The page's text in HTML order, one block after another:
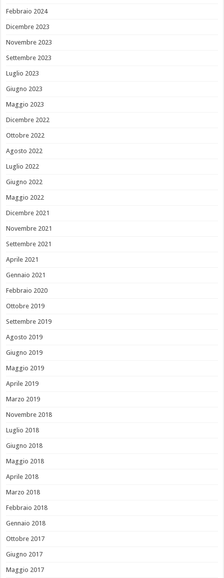
Febbraio 2024
Dicembre 2023
Novembre 2023
Settembre 2023
Luglio 2023
Giugno 2023
Maggio 2023
Dicembre 2022
Ottobre 2022
Agosto 2022
Luglio 2022
Giugno 2022
Maggio 2022
Dicembre 2021
Novembre 2021
Settembre 2021
Aprile 2021
Gennaio 2021
Febbraio 2020
Ottobre 2019
Settembre 2019
Agosto 2019
Giugno 2019
Maggio 2019
Aprile 2019
Marzo 2019
Novembre 2018
Luglio 2018
Giugno 2018
Maggio 2018
Aprile 2018
Marzo 2018
Febbraio 2018
Gennaio 2018
Ottobre 2017
Giugno 2017
Maggio 2017